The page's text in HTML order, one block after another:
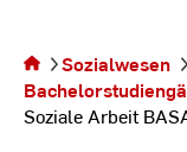
der
Seite
Soziale
Sozialwesen
Soziale Arbeit